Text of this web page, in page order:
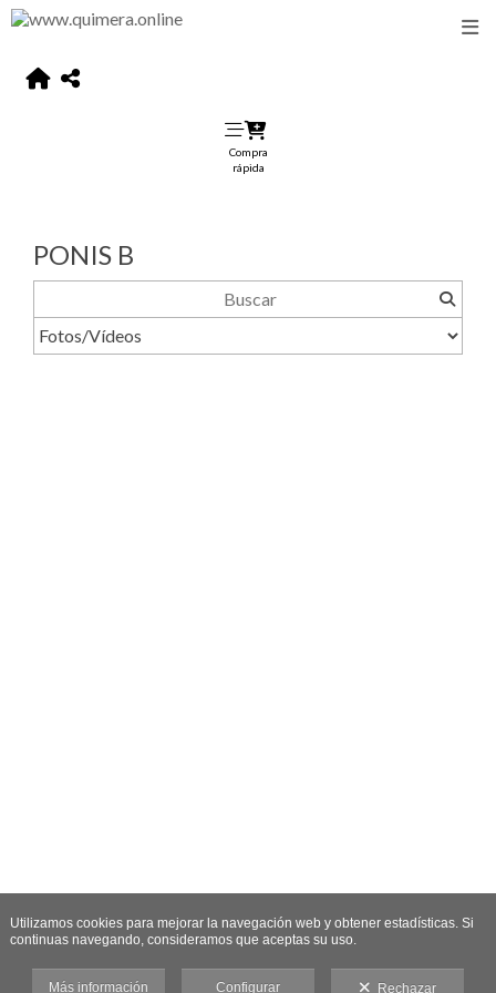
Compra
rápida
PONIS B
Utilizamos cookies para mejorar la navegación web y obtener estadísticas. Si
continuas navegando, consideramos que aceptas su uso.
Más información Configurar Rechazar